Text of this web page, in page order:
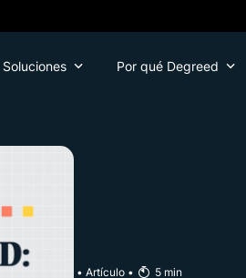
Soluciones Por qué Degreed
• Artículo • 5 min